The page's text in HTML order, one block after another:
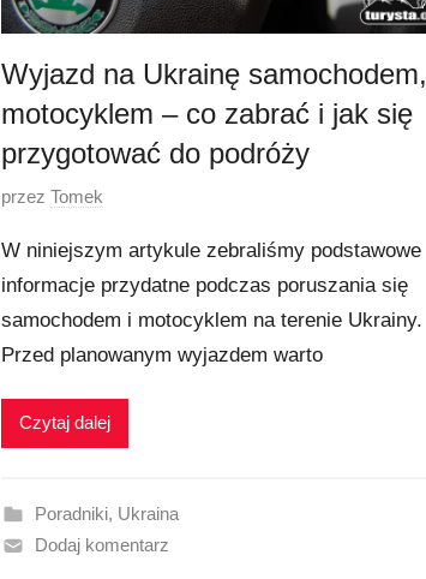
2
Wyjazd na Ukrainę samochodem,
motocyklem – co zabrać i jak się
przygotować do podróży
O
u
b
l
i
w
n
o
przezTomek
W niniejszym artykule zebraliśmy podstawowe
informacje przydatne podczas poruszania się
samochodem i motocyklem na terenie Ukrainy.
Przed planowanym wyjazdem warto
Czytaj dalej
Poradniki, Ukraina
Dodaj komentarz